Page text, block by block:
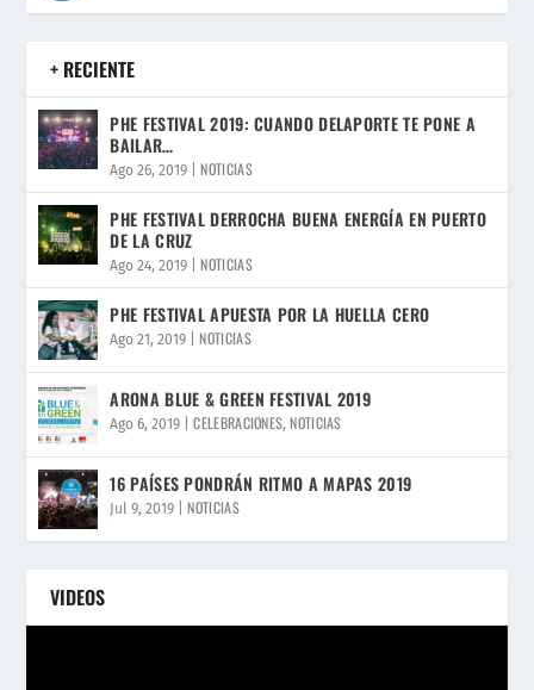
+ RECIENTE
PHE FESTIVAL 2019: CUANDO DELAPORTE TE PONE A
BAILAR…
Ago 26, 2019 NOTICIAS
PHE FESTIVAL DERROCHA BUENA ENERGÍA EN PUERTO
DE LA CRUZ
Ago 24, 2019 NOTICIAS
PHE FESTIVAL APUESTA POR LA HUELLA CERO
Ago 21, 2019 NOTICIAS
ARONA BLUE & GREEN FESTIVAL 2019
Ago 6, 2019 |CELEBRACIONES, NOTICIAS
16 PAÍSES PONDRÁN RITMO A MAPAS 2019
Jul 9, 2019 NOTICIAS
VIDEOS